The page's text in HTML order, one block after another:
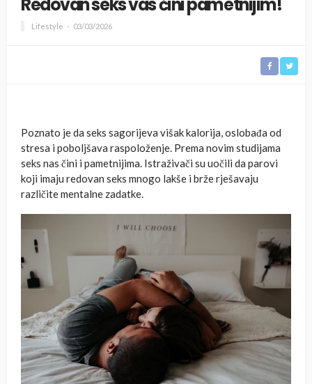
Lifestyle 03/03/2026
Poznato je da seks sagorijeva višak kalorija, oslobađa od
stresa i poboljšava raspoloženje. Prema novim studijama
seks nas čini i pametnijima. Istraživači su uočili da parovi
koji imaju redovan seks mnogo lakše i brže rješavaju
različite mentalne zadatke.